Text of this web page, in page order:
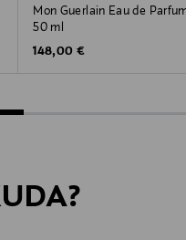
Mon Guerlain Eau de
50 ml
Original Price
148,00 €